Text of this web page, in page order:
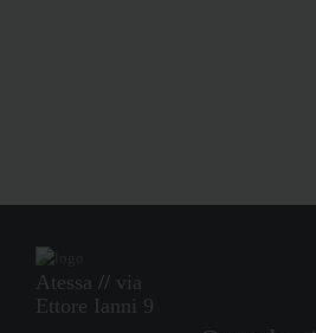
Atessa // via
Ettore Ianni 9